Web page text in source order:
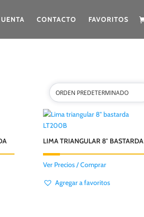
CONTACTO FAVORITOS
LT200B
LIMA TRIANGULAR 8″ BASTARDA
Ver Precios / Comprar
Agregar a favoritos